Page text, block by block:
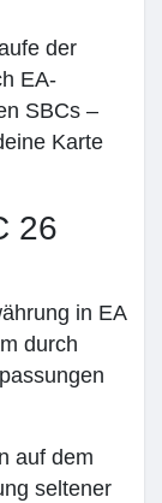
der
EA-
SBCs –
Karte
26
in EA
durch
auf dem
seltener